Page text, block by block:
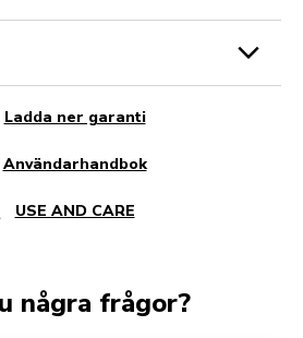
Ladda ner garanti
Användarhandbok
USE AND CARE
några frågor?